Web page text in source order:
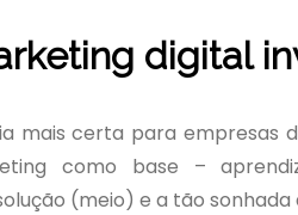
digital
mais certa para empresas
como base –
(meio) e a tão